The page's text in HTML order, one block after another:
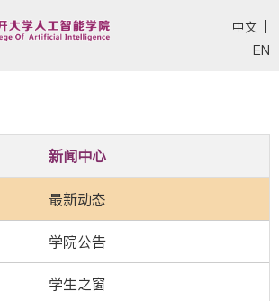
中文
EN
新闻中心
最新动态
学院公告
学生之窗